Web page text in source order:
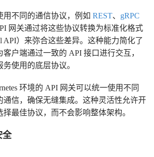
用不同的通信协议，例如 REST、 gRPC
网关通过将这些协议转换为标准化格式
API）来弥合这些差异。这种能力简化了
户端通过一致的 API 接口进行交互，
使用的底层协议。
环境的 API 网关可以统一使用不同
通信，确保无缝集成。这种灵活性允许开
最佳协议，而不会影响整体架构。
全